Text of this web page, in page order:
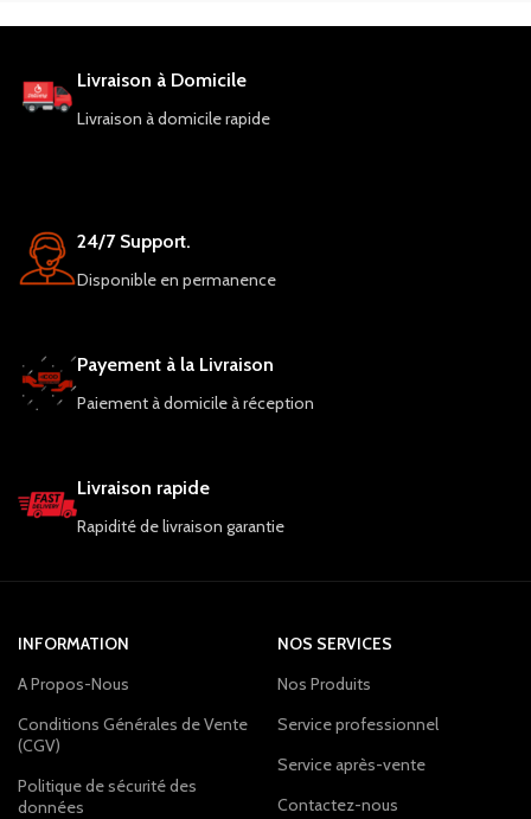
Livraison à Domicile
Livraison à domicile rapide
24/7 Support.
Disponible en permanence
Payement à la Livraison
Paiement à domicile à réception
Livraison rapide
Rapidité de livraison garantie
INFORMATION
A Propos-Nous
Conditions Générales de Vente
(CGV)
Politique de sécurité des
données
NOS SERVICES
Nos Produits
Service professionnel
Service après-vente
Contactez-nous